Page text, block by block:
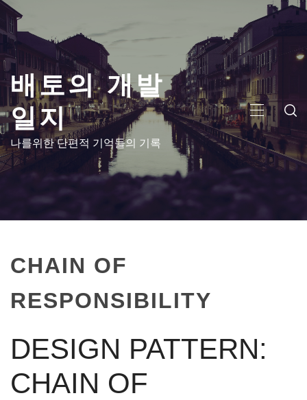
콘
츠
로
건
뛰
기
배토의 개발
일지
나를위한 단편적 기억들의 기록
주
메
뉴
CHAIN OF
RESPONSIBILITY
DESIGN PATTERN:
CHAIN OF